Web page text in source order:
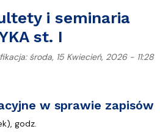
i seminaria
st. I
środa, 15 Kwiecień, 2026 - 11:28
i seminaria dla MATEMATYKA
w sprawie zapisów
godz.